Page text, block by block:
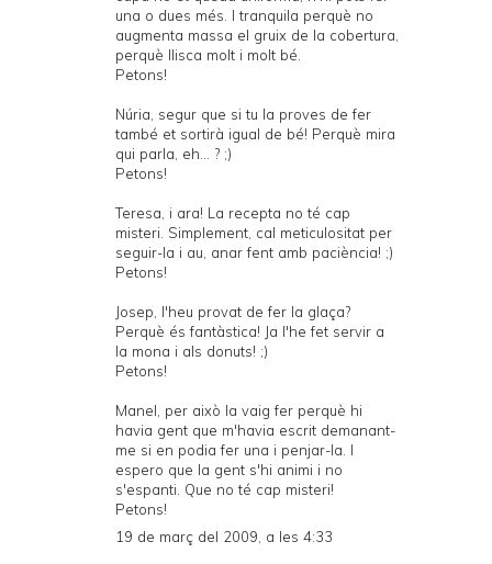
una o dues més. I tranquila perquè no
augmenta massa el gruix de la cobertura,
perquè llisca molt i molt bé.
Petons!
Núria, segur que si tu la proves de fer
també et sortirà igual de bé! Perquè mira
qui parla, eh... ? ;)
Petons!
Teresa, i ara! La recepta no té cap
misteri. Simplement, cal meticulositat per
seguir-la i au, anar fent amb paciència! ;)
Petons!
Josep, l'heu provat de fer la glaça?
Perquè és fantàstica! Ja l'he fet servir a
la mona i als donuts! ;)
Petons!
Manel, per això la vaig fer perquè hi
havia gent que m'havia escrit demanant-
me si en podia fer una i penjar-la. I
espero que la gent s'hi animi i no
s'espanti. Que no té cap misteri!
Petons!
19 de març del 2009, a les 4:33